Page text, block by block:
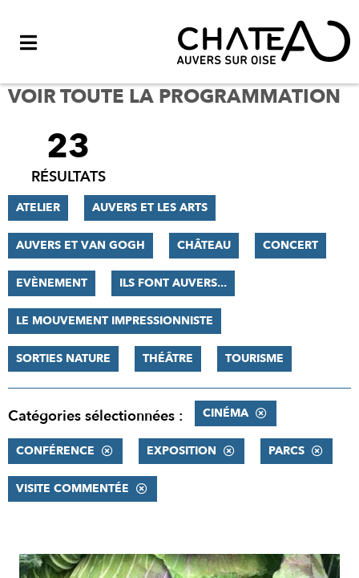
VOIR TOUTE LA PROGRAMMATION
FILTRER
RÉSULTATS
23
RÉSULTATS
ATELIER AUVERS ET LES ARTS
AUVERS ET VAN GOGH CHÂTEAU CONCERT
EVÈNEMENT ILS FONT AUVERS...
LE MOUVEMENT IMPRESSIONNISTE
SORTIES NATURE THÉÂTRE TOURISME
Catégories sélectionnées : CINÉMA
CONFÉRENCE EXPOSITION PARCS
VISITE COMMENTÉE
RÉSULTATS